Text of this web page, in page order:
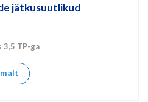
jätkusuutlikud
TP-ga